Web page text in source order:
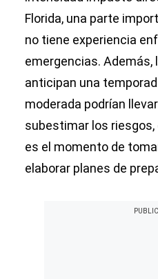
Florida, una parte
no tiene experiencia
emergencias.
anticipan una
moderada podrían
subestimar los
es el momento de
elaborar planes de